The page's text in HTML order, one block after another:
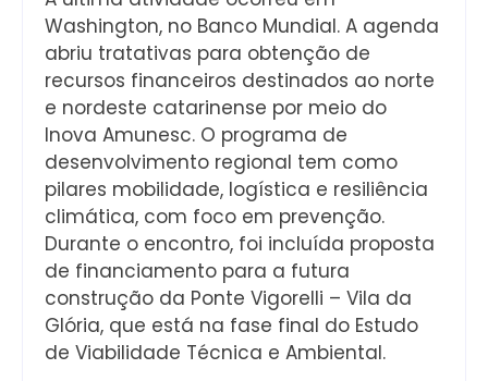
Washington, no Banco Mundial. A agenda
abriu tratativas para obtenção de
recursos financeiros destinados ao norte
e nordeste catarinense por meio do
Inova Amunesc. O programa de
desenvolvimento regional tem como
pilares mobilidade, logística e resiliência
climática, com foco em prevenção.
Durante o encontro, foi incluída proposta
de financiamento para a futura
construção da Ponte Vigorelli – Vila da
Glória, que está na fase final do Estudo
de Viabilidade Técnica e Ambiental.